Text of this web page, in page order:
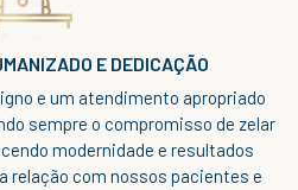
E DEDICAÇÃO
e um atendimento apropriado
sempre o compromisso de zelar
modernidade e resultados
relação com nossos pacientes e